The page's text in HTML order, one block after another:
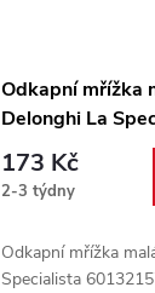
Odkapní mřížka
Delonghi La
6013215791
173 Kč
2-3 týdny
Odkapní mřížka
Specialista